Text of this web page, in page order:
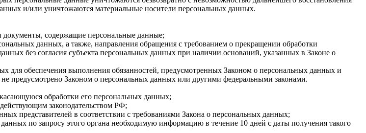
и/или уничтожаются материальные носители персональных данных.
содержащие персональные данные;
данных, а также, направления обращения с требованием о прекращении обработки
без согласия субъекта персональных данных при наличии оснований, указанных в Законе о
для обеспечения выполнения обязанностей, предусмотренных Законом о персональных данных и
предусмотрено Законом о персональных данных или другими федеральными законами.
обработки его персональных данных;
законодательством РФ;
представителей в соответствии с требованиями Закона о персональных данных;
по запросу этого органа необходимую информацию в течение 10 дней с даты получения такого